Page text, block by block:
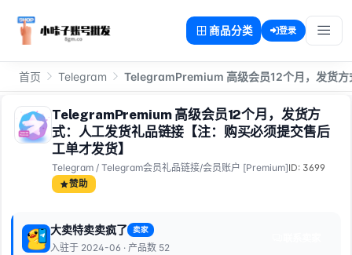
商品分类 登录
首页 Telegram TelegramPremium 高级会员12个月，发货方
TelegramPremium 高级会员12个月，发货方
式：人工发货礼品链接【注：购买必须提交售后
工单才发货】
Telegram / Telegram会员礼品链接/会员账户 [Premium]ID: 3699
赞助
大
大卖特卖卖疯了 卖家
入驻于 2024-06 · 产品数 52